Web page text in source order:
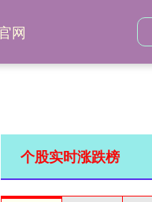
网
个股实时涨跌榜